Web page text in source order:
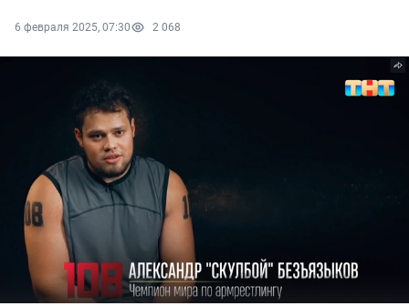
6 февраля 2025, 07:30 2 068